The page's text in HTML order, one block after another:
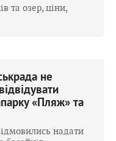
та озер, ціни,
не
«Пляж» та
надати